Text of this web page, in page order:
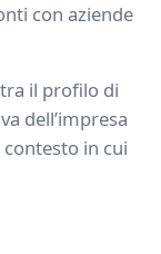
con aziende
il profilo di
dell’impresa
in cui